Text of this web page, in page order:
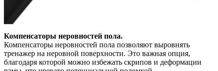
Компенсаторы неровностей пола.
Компенсаторы неровностей пола позволяют выровнять
тренажер на неровной поверхности. Это важная опция,
благодаря которой можно избежать скрипов и деформации